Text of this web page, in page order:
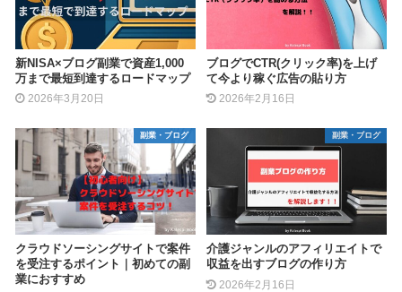
新NISA×ブログ副業で資産1,000
万まで最短到達するロードマップ
2026年3月20日
ブログでCTR(クリック率)を上げ
て今より稼ぐ広告の貼り方
2026年2月16日
副業・ブログ
クラウドソーシングサイトで案件
を受注するポイント｜初めての副
業におすすめ
副業・ブログ
介護ジャンルのアフィリエイトで
収益を出すブログの作り方
2026年2月16日